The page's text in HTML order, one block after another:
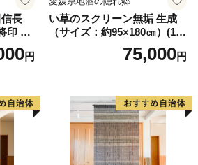
信長
印 花
戦
龍画師
取り
円
い草のスクリーン無垢 生成
（サイズ：約95×180㎝）(14
75,000円